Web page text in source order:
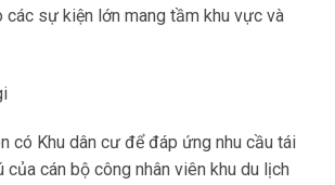
các sự kiện lớn mang tầm khu vực và
có Khu dân cư để đáp ứng nhu cầu tái
cán bộ công nhân viên khu du lịch